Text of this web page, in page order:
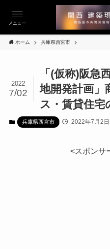
メニュー
ホーム 兵庫県西宮市
「(仮称)阪急
地開発計画」
ス・賃貸住宅
2022
7/02
兵庫県西宮市 2022年7月2日
<スポンサ